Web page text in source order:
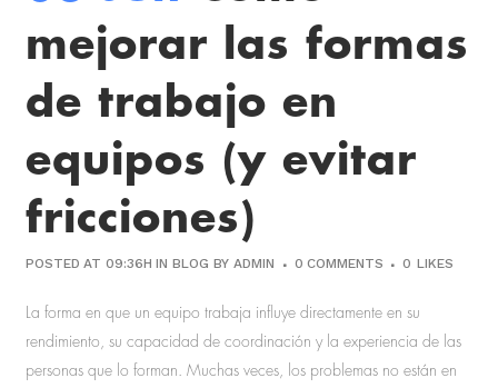
mejorar las formas
de trabajo en
equipos (y evitar
fricciones)
POSTED AT 09:36H INBLOG BYADMIN 0 COMMENTS 0 LIKES
La forma en que un equipo trabaja influye directamente en su
rendimiento, su capacidad de coordinación y la experiencia de las
personas que lo forman. Muchas veces, los problemas no están en